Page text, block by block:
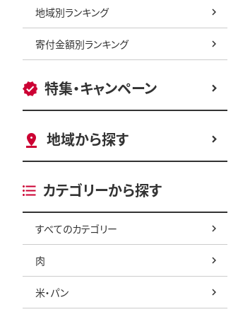
地域別ランキング
寄付金額別ランキング
特集・キャンペーン
地域から探す
カテゴリーから探す
すべてのカテゴリー
肉
米・パン